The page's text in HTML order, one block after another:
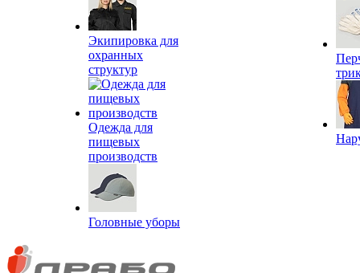
Экипировка для
охранных
структур
Одежда для
пищевых
производств
Головные уборы